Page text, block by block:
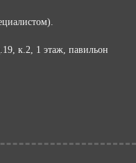
к.2, 1 этаж, павильон